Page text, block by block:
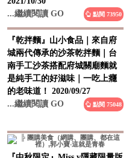
...繼續閱讀 GO
點閱 73950
『乾拌麵』山小食品｜來自府
城兩代傳承的沙茶乾拌麵｜台
南手工沙茶搭配府城關廟麵就
是純手工的好滋味｜一吃上癮
的老味道！ 2020/09/27
點閱 75048
『中秋限定』Miss v隱藏限量版